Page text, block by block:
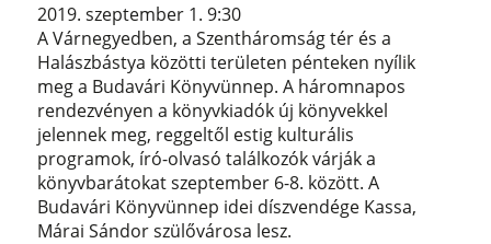
2019. szeptember 1. 9:30
A Várnegyedben, a Szentháromság tér és a
Halászbástya közötti területen pénteken nyílik
meg a Budavári Könyvünnep. A háromnapos
rendezvényen a könyvkiadók új könyvekkel
jelennek meg, reggeltől estig kulturális
programok, író-olvasó találkozók várják a
könyvbarátokat szeptember 6-8. között. A
Budavári Könyvünnep idei díszvendége Kassa,
Márai Sándor szülővárosa lesz.